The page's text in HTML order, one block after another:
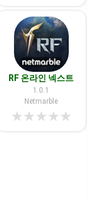
RF 온라인 넥스트
1.0.1
Netmarble
★★★★★